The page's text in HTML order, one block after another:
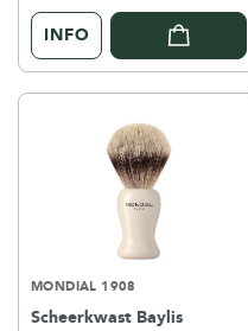
INFO
MONDIAL 1908
Scheerkwast Baylis